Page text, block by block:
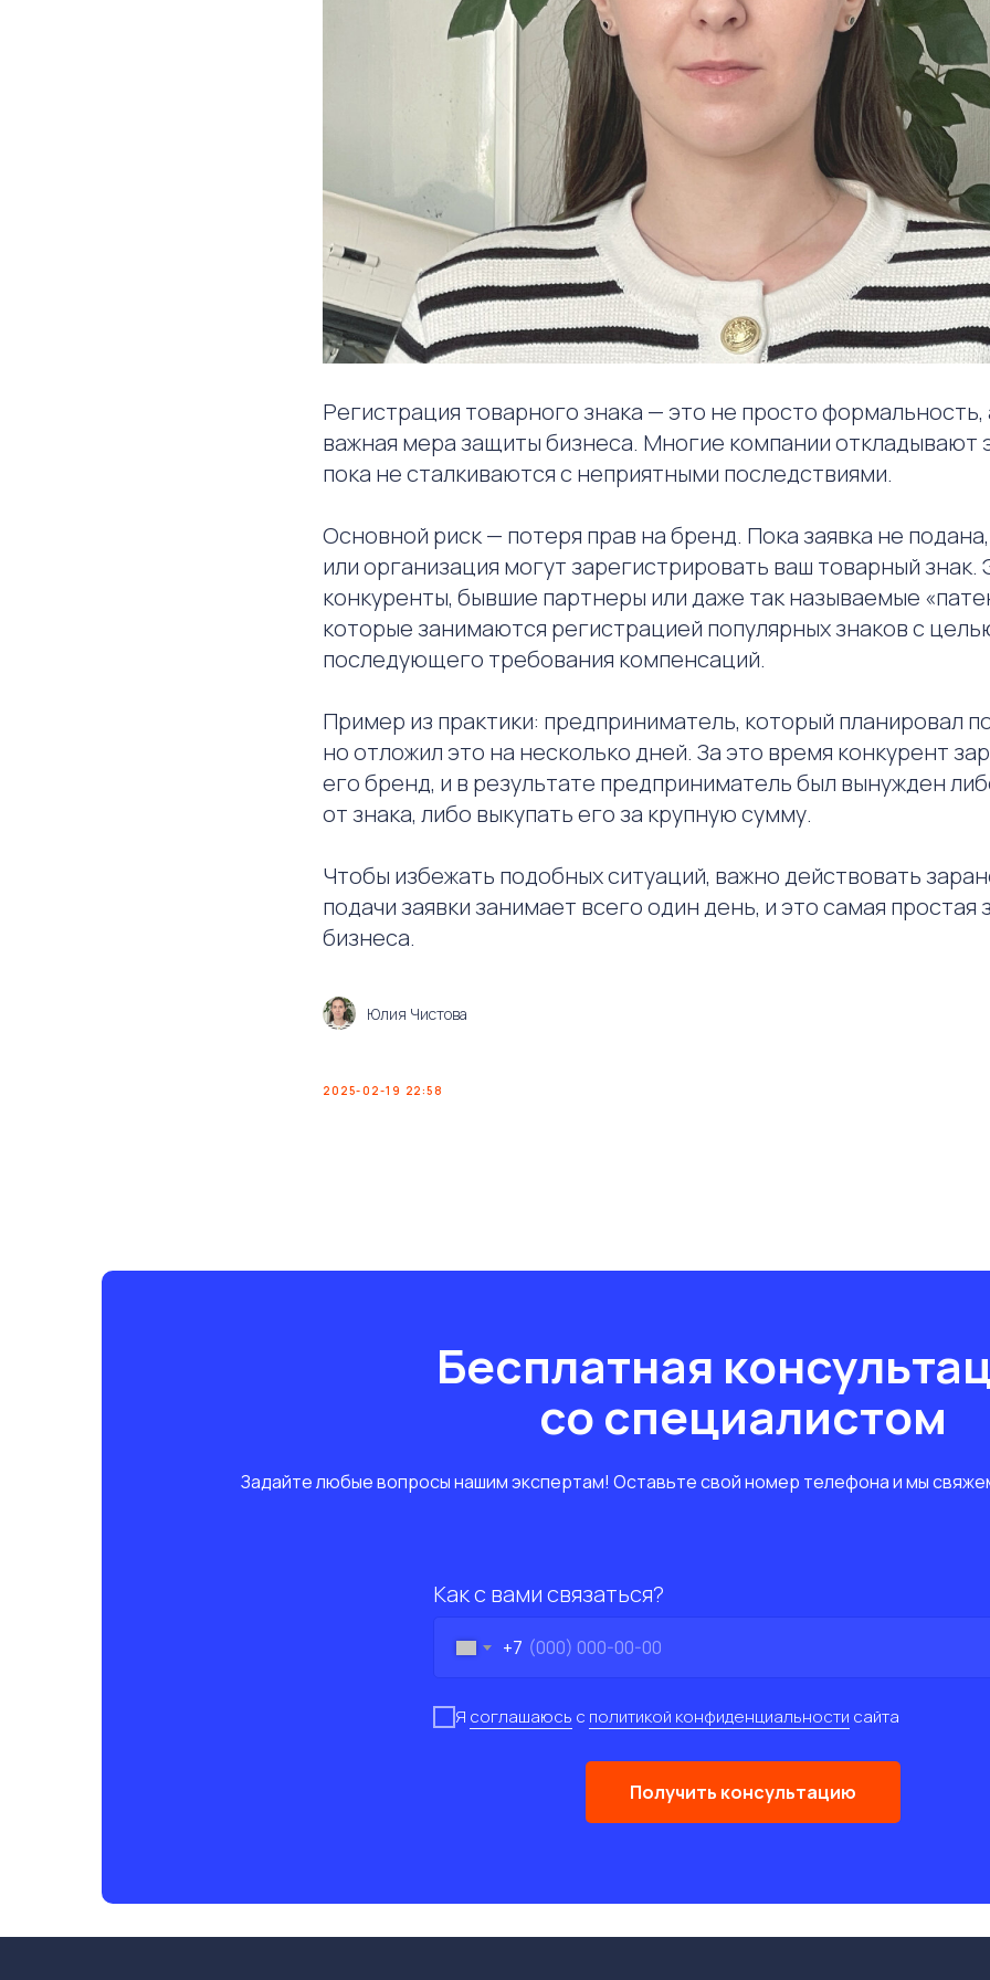
Регистрация товарного знака — это не просто
важная мера защиты бизнеса. Многие компании откладывают
пока не сталкиваются с неприятными последствиями.
Основной риск — потеря прав на бренд. Пока заявка не
или организация могут зарегистрировать ваш товарный знак.
конкуренты, бывшие партнеры или даже так называемые
которые занимаются регистрацией популярных знаков с
последующего требования компенсаций.
Пример из практики: предприниматель, который планировал
но отложил это на несколько дней. За это время конкурент
его бренд, и в результате предприниматель был вынужден
от знака, либо выкупать его за крупную сумму.
Чтобы избежать подобных ситуаций, важно действовать
подачи заявки занимает всего один день, и это самая
бизнеса.
Юлия Чистова
2025-02-19 22:58
Бесплатная
со специалистом
Задайте любые вопросы нашим экспертам! Оставьте свой номер телефона и мы
Как с вами связаться?
+7
Я соглашаюсь с политикой конфиденциальности сайта
Получить консультацию